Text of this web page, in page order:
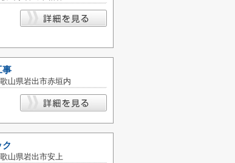
事
山県岩出市赤垣内
山県岩出市安上